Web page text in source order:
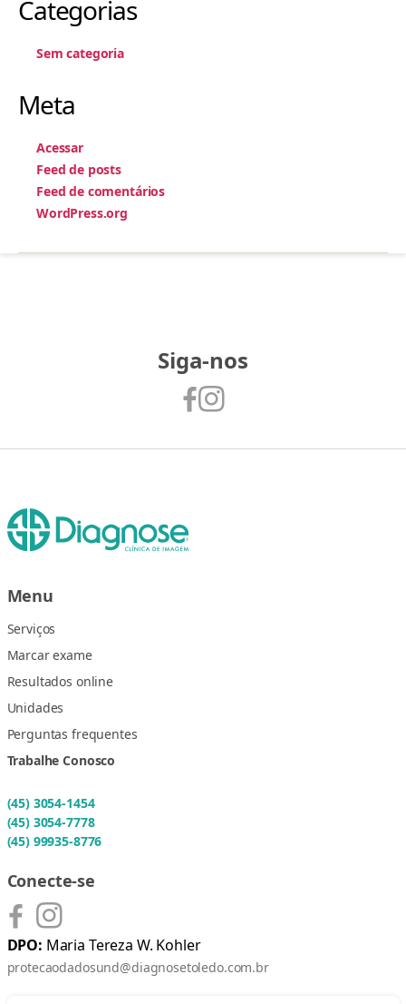
Categorias
Sem categoria
Meta
Acessar
Feed de posts
Feed de comentários
WordPress.org
Siga-nos
Menu
Serviços
Marcar exame
Resultados online
Unidades
Perguntas frequentes
Trabalhe Conosco
(45) 3054-1454
(45) 3054-7778
(45) 99935-8776
Conecte-se
DPO: Maria Tereza W. Kohler
protecaodadosund@diagnosetoledo.com.br